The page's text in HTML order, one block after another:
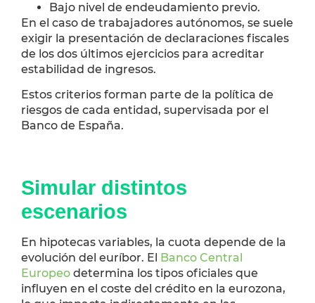
Bajo nivel de endeudamiento previo.
En el caso de trabajadores autónomos, se suele
exigir la presentación de declaraciones fiscales
de los dos últimos ejercicios para acreditar
estabilidad de ingresos.
Estos criterios forman parte de la política de
riesgos de cada entidad, supervisada por el
Banco de España.
Simular distintos
escenarios
En hipotecas variables, la cuota depende de la
evolución del euríbor. El
Banco Central
Europeo determina los tipos oficiales que
influyen en el coste del crédito en la eurozona,